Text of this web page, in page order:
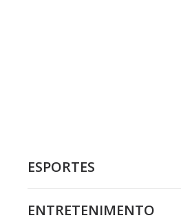
ESPORTES
ENTRETENIMENTO